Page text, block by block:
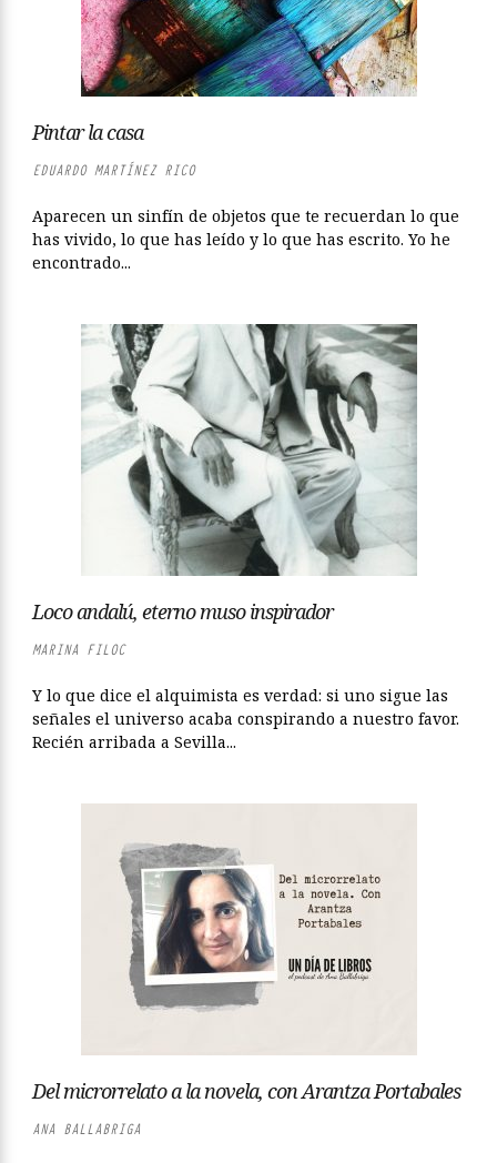
Pintar la casa
EDUARDO MARTÍNEZ RICO
Aparecen un sinfín de objetos que te recuerdan lo que
has vivido, lo que has leído y lo que has escrito. Yo he
encontrado...
Loco andalú, eterno muso inspirador
MARINA FILOC
Y lo que dice el alquimista es verdad: si uno sigue las
señales el universo acaba conspirando a nuestro favor.
Recién arribada a Sevilla...
Del microrrelato a la novela, con Arantza Portabales
ANA BALLABRIGA